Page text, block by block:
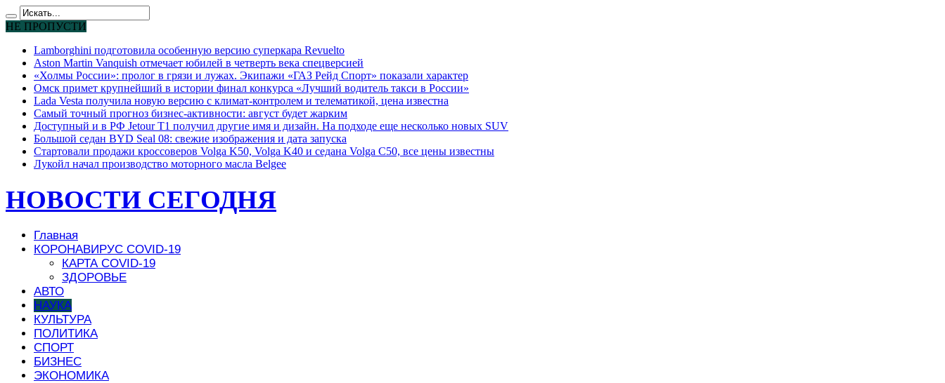
НЕ ПРОПУСТИ
Lamborghini подготовила особенную версию суперкара Revuelto
Aston Martin Vanquish отмечает юбилей в четверть века спецверсией
«Холмы России»: пролог в грязи и лужах. Экипажи «ГАЗ Рейд Спорт» показали характер
Омск примет крупнейший в истории финал конкурса «Лучший водитель такси в России»
Lada Vesta получила новую версию с климат-контролем и телематикой, цена известна
Самый точный прогноз бизнес-активности: август будет жарким
Доступный и в РФ Jetour T1 получил другие имя и дизайн. На подходе еще несколько новых SUV
Большой седан BYD Seal 08: свежие изображения и дата запуска
Стартовали продажи кроссоверов Volga K50, Volga K40 и седана Volga C50, все цены известны
Лукойл начал производство моторного масла Belgee
НОВОСТИ СЕГОДНЯ
Главная
КОРОНАВИРУС COVID-19
КАРТА COVID-19
ЗДОРОВЬЕ
АВТО
НАУКА
КУЛЬТУРА
ПОЛИТИКА
СПОРТ
БИЗНЕС
ЭКОНОМИКА